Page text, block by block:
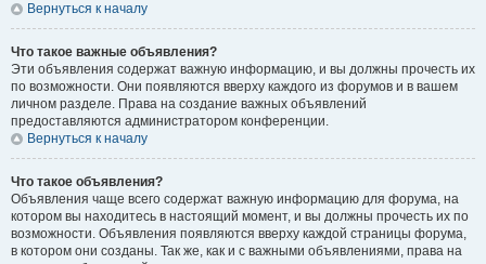
Вернуться к началу
Что такое важные объявления?
Эти объявления содержат важную информацию, и вы должны прочесть их
по возможности. Они появляются вверху каждого из форумов и в вашем
личном разделе. Права на создание важных объявлений
предоставляются администратором конференции.
Вернуться к началу
Что такое объявления?
Объявления чаще всего содержат важную информацию для форума, на
котором вы находитесь в настоящий момент, и вы должны прочесть их по
возможности. Объявления появляются вверху каждой страницы форума,
в котором они созданы. Так же, как и с важными объявлениями, права на